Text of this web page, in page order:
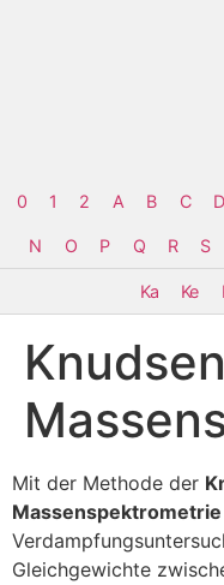
0 1 2 A B C D
N O P Q R S
Ka Ke
Mit der Methode der
Massenspektrometrie
Gleichgewichte